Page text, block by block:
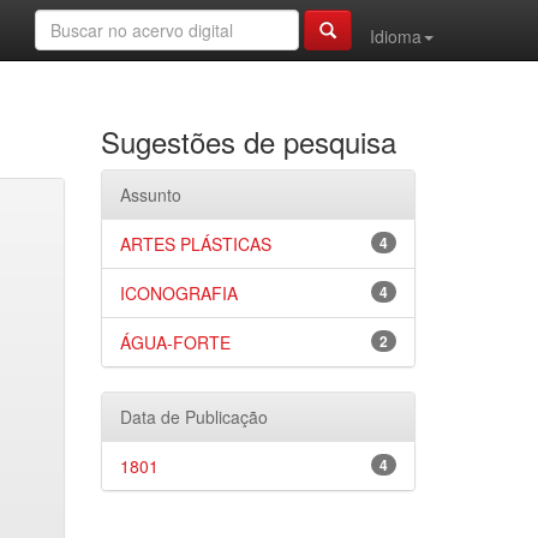
Idioma
Sugestões de pesquisa
Assunto
4
ARTES PLÁSTICAS
4
ICONOGRAFIA
2
ÁGUA-FORTE
Data de Publicação
4
1801